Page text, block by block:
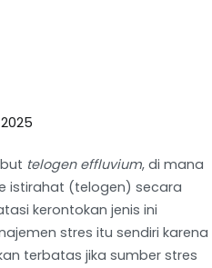
telogen effluvium, di mana
istirahat (telogen) secara
kerontokan jenis ini
stres itu sendiri karena
terbatas jika sumber stres